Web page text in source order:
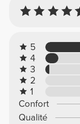
5
4
3
2
1
Confort
Qualité